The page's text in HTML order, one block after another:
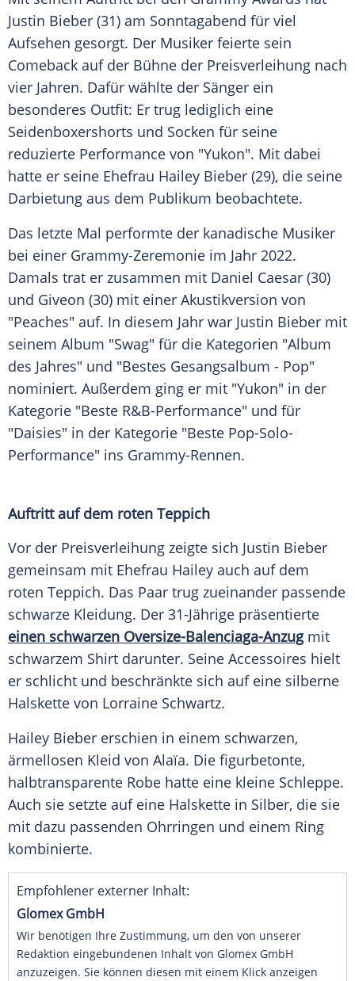
Justin Bieber (31) am Sonntagabend für viel
Aufsehen gesorgt. Der Musiker feierte sein
Comeback auf der Bühne der Preisverleihung nach
vier Jahren. Dafür wählte der Sänger ein
besonderes Outfit: Er trug lediglich eine
Seidenboxershorts und Socken für seine
reduzierte Performance von "Yukon". Mit dabei
hatte er seine Ehefrau Hailey Bieber (29), die seine
Darbietung aus dem Publikum beobachtete.
Das letzte Mal performte der kanadische Musiker
bei einer Grammy-Zeremonie im Jahr 2022.
Damals trat er zusammen mit Daniel Caesar (30)
und Giveon (30) mit einer Akustikversion von
"Peaches" auf. In diesem Jahr war Justin Bieber mit
seinem Album "Swag" für die Kategorien "Album
des Jahres" und "Bestes Gesangsalbum - Pop"
nominiert. Außerdem ging er mit "Yukon" in der
Kategorie "Beste R&B-Performance" und für
"Daisies" in der Kategorie "Beste Pop-Solo-
Performance" ins Grammy-Rennen.
Auftritt auf dem roten Teppich
Vor der Preisverleihung zeigte sich Justin Bieber
gemeinsam mit Ehefrau Hailey auch auf dem
roten Teppich. Das Paar trug zueinander passende
schwarze Kleidung. Der 31-Jährige präsentierte
einen schwarzen Oversize-Balenciaga-Anzugmit
schwarzem Shirt darunter. Seine Accessoires hielt
er schlicht und beschränkte sich auf eine silberne
Halskette von Lorraine Schwartz.
Hailey Bieber erschien in einem schwarzen,
ärmellosen Kleid von Alaïa. Die figurbetonte,
halbtransparente Robe hatte eine kleine Schleppe.
Auch sie setzte auf eine Halskette in Silber, die sie
mit dazu passenden Ohrringen und einem Ring
kombinierte.
Empfohlener externer Inhalt:
Glomex GmbH
Wir benötigen Ihre Zustimmung, um den von unserer
Redaktion eingebundenen Inhalt von Glomex GmbH
anzuzeigen. Sie können diesen mit einem Klick anzeigen